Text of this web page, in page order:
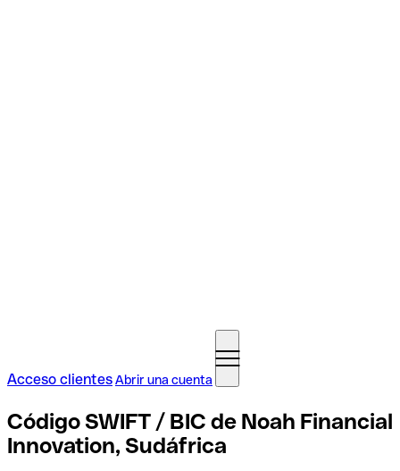
Acceso clientesAbrir una cuenta
Código SWIFT / BIC de Noah Financial
Innovation, Sudáfrica